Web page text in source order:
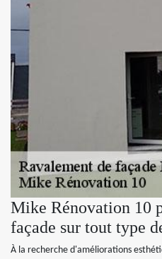
Mike Rénovation 10
façade sur tout type
À la recherche d'améliorations